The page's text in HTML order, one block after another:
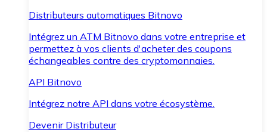
Distributeurs automatiques Bitnovo
Intégrez un ATM Bitnovo dans votre entreprise et
permettez à vos clients d'acheter des coupons
échangeables contre des cryptomonnaies.
API Bitnovo
Intégrez notre API dans votre écosystème.
Devenir Distributeur